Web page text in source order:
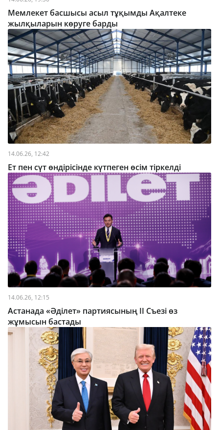
Мемлекет басшысы асыл тұқымды Ақалтеке
жылқыларын көруге барды
14.06.26, 12:42
Ет пен сүт өндірісінде күтпеген өсім тіркелді
14.06.26, 12:15
Астанада «Әділет» партиясының II Съезі өз
жұмысын бастады